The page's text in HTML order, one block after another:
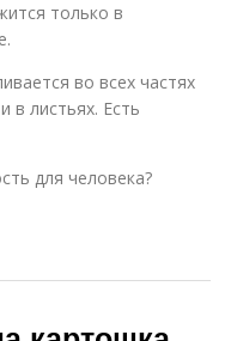
только в
во всех частях
в листьях. Есть
для человека?